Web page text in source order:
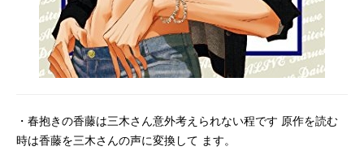
・春抱きの香藤は三木さん意外考えられない程です 原作を読む
時は香藤を三木さんの声に変換して ます。